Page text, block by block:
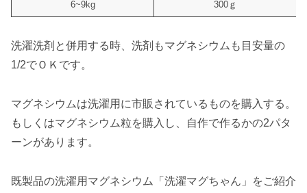
6~9kg 300ｇ
洗濯洗剤と併用する時、洗剤もマグネシウムも目安量の
1/2でＯＫです。
マグネシウムは洗濯用に市販されているものを購入する。
もしくはマグネシウム粒を購入し、自作で作るかの2パタ
ーンがあります。
既製品の洗濯用マグネシウム「洗濯マグちゃん」をご紹介